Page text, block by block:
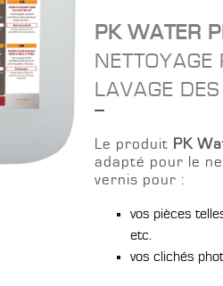
PK WATER
LAVAGE
Le produit PK
adapté pour le
vernis pour :
vos pièces
etc.
vos clichés